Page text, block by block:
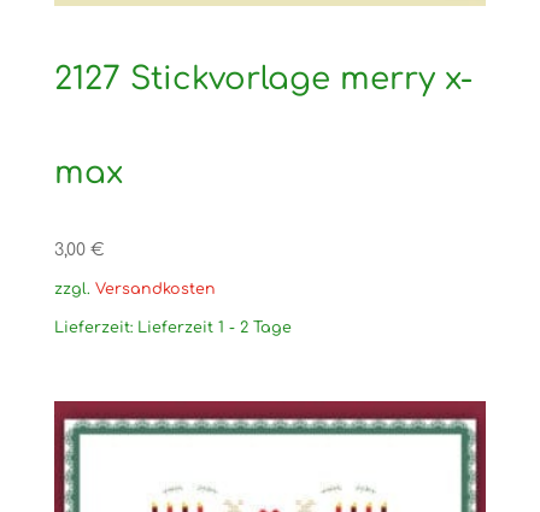
2127 Stickvorlage merry x-
max
3,00 €
zzgl. Versandkosten
Lieferzeit: Lieferzeit 1 - 2 Tage